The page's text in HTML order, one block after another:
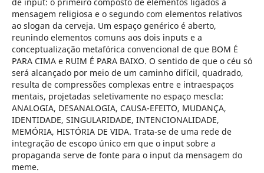
mensagem religiosa e o segundo com elementos relativos
ao slogan da cerveja. Um espaço genérico é aberto,
reunindo elementos comuns aos dois inputs e a
conceptualização metafórica convencional de que BOM É
PARA CIMA e RUIM É PARA BAIXO. O sentido de que o céu só
será alcançado por meio de um caminho difícil, quadrado,
resulta de compressões complexas entre e intraespaços
mentais, projetadas seletivamente no espaço mescla:
ANALOGIA, DESANALOGIA, CAUSA-EFEITO, MUDANÇA,
IDENTIDADE, SINGULARIDADE, INTENCIONALIDADE,
MEMÓRIA, HISTÓRIA DE VIDA. Trata-se de uma rede de
integração de escopo único em que o input sobre a
propaganda serve de fonte para o input da mensagem do
meme.